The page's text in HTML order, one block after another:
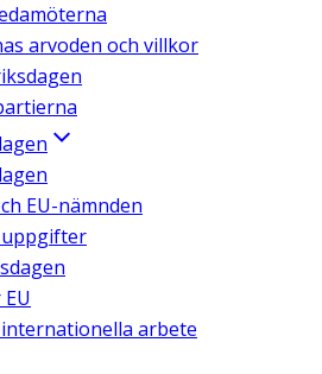
arvoden och villkor
EU-nämnden
uppgifter
internationella arbete